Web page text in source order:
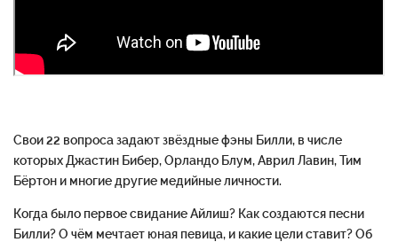
Свои 22 вопроса задают звёздные фэны Билли, в числе
которых Джастин Бибер, Орландо Блум, Аврил Лавин, Тим
Бёртон и многие другие медийные личности.
Когда было первое свидание Айлиш? Как создаются песни
Билли? О чём мечтает юная певица, и какие цели ставит? Об